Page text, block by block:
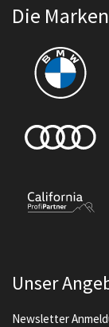
Die
Unser
Newsletter